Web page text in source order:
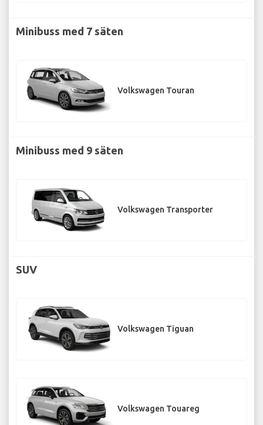
Minibuss med 7 säten
Volkswagen Touran
Minibuss med 9 säten
Volkswagen Transporter
SUV
Volkswagen Tiguan
Volkswagen Touareg